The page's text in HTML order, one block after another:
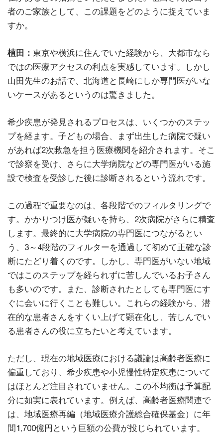
者のご家族として、この課題をどのように捉えていま
すか。
植田： 東京や横浜に住んでいた経験から、大都市なら
ではの医療アクセスの利点を実感しています。しかし
山田先生のお話で、北海道と長崎にしか専門医がいな
いケースがあるというのは驚きました。
希少疾患が発見されるプロセスは、いくつかのステッ
プを経ます。子どもの場合、まず出生した病院で疑い
があれば2次救急を担う医療機関を紹介されます。そこ
で診察を受け、さらに大学病院などの専門医がいる施
設で検査を受診した後に診断されるという流れです。
この過程で重要なのは、各段階でのフィルタリングで
す。かかりつけ医が疑いを持ち、2次病院がさらに精査
します。最終的に大学病院の専門医につながるとい
う、3～4段階のフィルターを通過して初めて正確な診
断にたどり着くのです。しかし、専門医がいない地域
ではこのステップを経られずに苦しんでいるお子さん
も多いのです。また、診断されたとしても専門医にす
ぐに会いに行くことも難しい。これらの経験から、潜
在的な患者さんをすくい上げて顕在化し、苦しんでい
る患者さんの役に立ちたいと考えています。
ただし、現在の地域医療における議論は高齢者医療に
偏重しており、希少疾患や小児慢性特定疾患について
はほとんど注目されていません。この不均衡は予算配
分に如実に表れています。例えば、高齢者医療関連で
は、地域医療再編（地域医療介護総合確保基金）に年
間1,700億円という巨額の公費が投じられています。